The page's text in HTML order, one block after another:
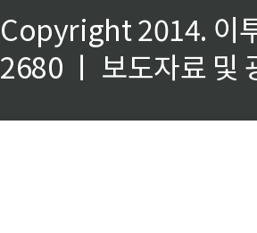
Copyright 2014. 이
2680 ㅣ 보도자료